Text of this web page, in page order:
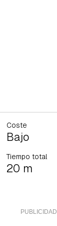
Coste
Bajo
Tiempo total
20 m